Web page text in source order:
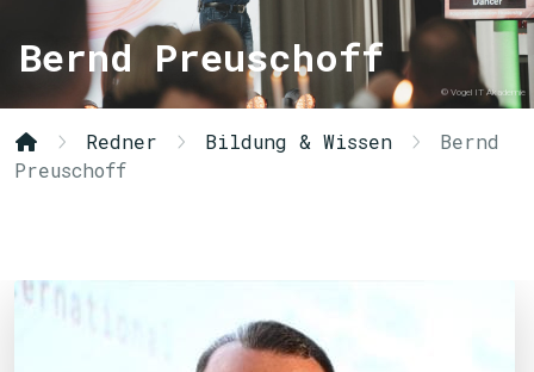
© Vogel IT Akademie
Bernd Preuschoff
Redner Bildung & Wissen
Bernd
Preuschoff